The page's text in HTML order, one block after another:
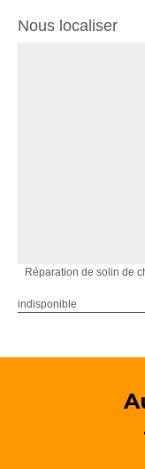
Nous localiser
Réparation de solin de
indisponible